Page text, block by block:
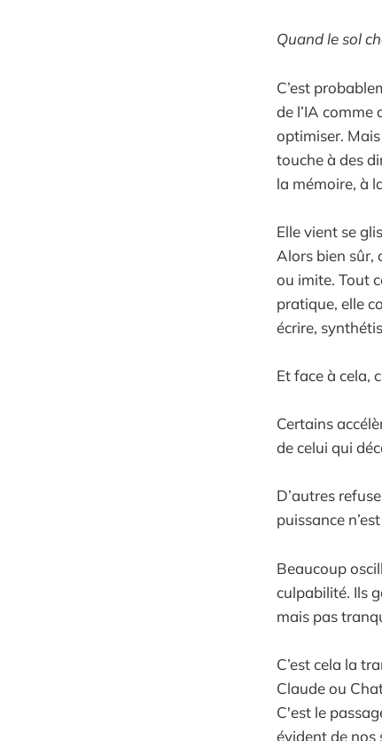
Quand le sol
C’est
de l’IA comme
optimiser.
touche à des
la mémoire, à
Elle vient se
Alors bien sûr,
ou imite. Tout
pratique, elle
écrire,
Et face à cela,
Certains
de celui qui
D’autres
puissance
Beaucoup
culpabilité. Ils
mais pas
C’est cela la
Claude ou
C'est le
évident de nos